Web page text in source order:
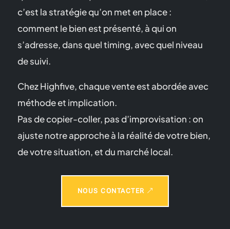
c’est la stratégie qu’on met en place :
comment le bien est présenté, à qui on
s’adresse, dans quel timing, avec quel niveau
de suivi.
Chez Highfive, chaque vente est abordée avec
méthode et implication.
Pas de copier-coller, pas d’improvisation : on
ajuste notre approche à la réalité de votre bien,
de votre situation, et du marché local.
NOUS CONTACTER